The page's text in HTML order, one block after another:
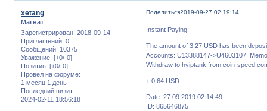
Поделиться2019-09-27 02:19:14
xetang
Магнат
Зарегистрирован: 2018-09-14
Приглашений: 0
Сообщений: 10375
Уважение: [+0/-0]
Позитив: [+0/-0]
Провел на форуме:
1 месяц 1 день
Последний визит:
2024-02-11 18:56:18
Instant Paying:
The amount of 3.27 USD has been
Accounts: U13388147->U4603107.
Withdraw to hyiptank from coin-
+ 0.64 USD
Date: 27.09.2019 02:14:49
ID: 865646875